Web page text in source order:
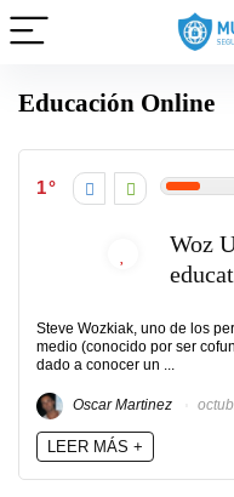
Educación Online
1
Woz
Steve Wozkiak, uno de los
medio (conocido por ser
dado a conocer un ...
Oscar Martinez
LEER MÁS +